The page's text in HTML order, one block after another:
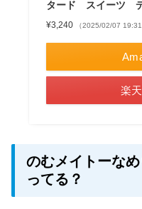
タード スイーツ
¥3,240 （2025/02/07
楽
のむメイトーな
ってる？